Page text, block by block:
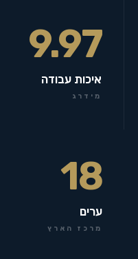
9.97
איכות עבודה
מידרג
18
ערים
מרכז הארץ